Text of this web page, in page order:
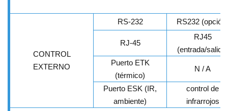
CONTROL
EXTERNO
RS-232 RS232 (opción)
RJ-45
RJ45
(entrada/salida)
Puerto ETK
(térmico)
N / A
Puerto ESK (IR,
ambiente)
control de
infrarrojos